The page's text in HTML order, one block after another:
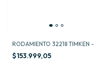
RODAMIENTO 32218 TIMKEN -
$153.999,05